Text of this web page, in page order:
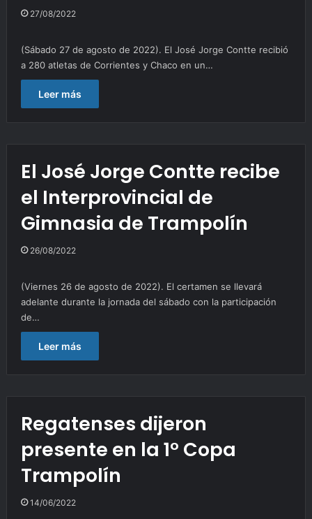
27/08/2022
(Sábado 27 de agosto de 2022). El José Jorge Contte recibió
a 280 atletas de Corrientes y Chaco en un…
Leer más
El José Jorge Contte recibe
el Interprovincial de
Gimnasia de Trampolín
26/08/2022
(Viernes 26 de agosto de 2022). El certamen se llevará
adelante durante la jornada del sábado con la participación
de…
Leer más
Regatenses dijeron
presente en la 1° Copa
Trampolín
14/06/2022